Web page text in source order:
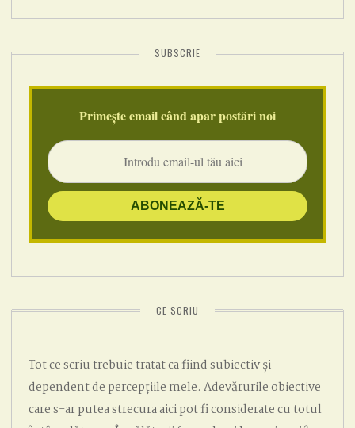
SUBSCRIE
Primește email când apar postări noi
CE SCRIU
Tot ce scriu trebuie tratat ca fiind subiectiv și
dependent de percepțiile mele. Adevărurile obiective
care s-ar putea strecura aici pot fi considerate cu totul